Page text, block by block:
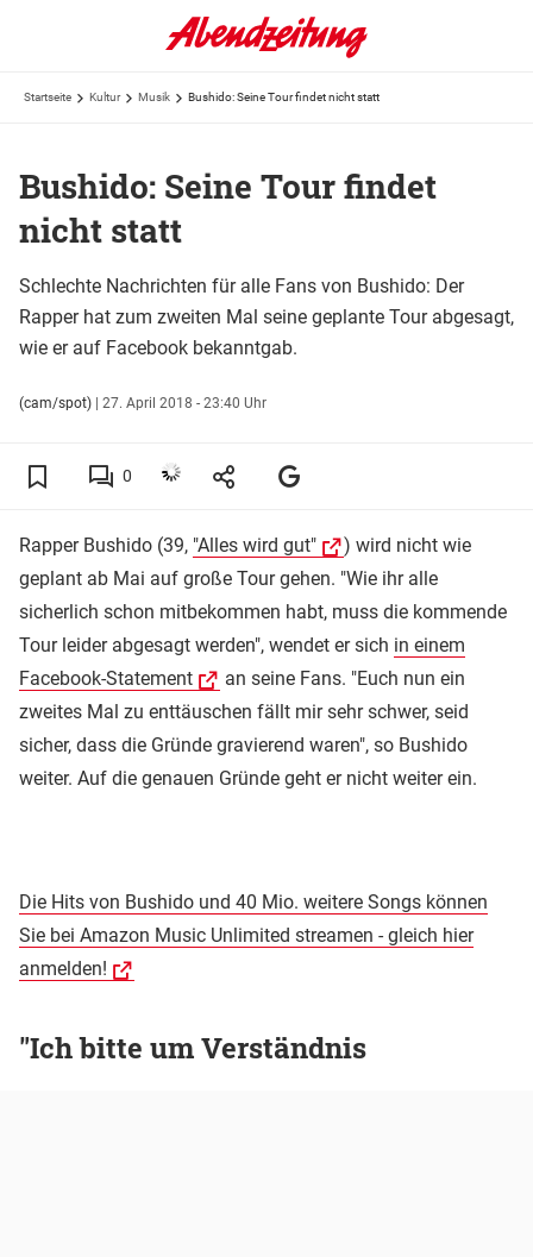
Startseite Kultur Musik Bushido: Seine Tour findet nicht statt
Bushido: Seine Tour findet
nicht statt
Schlechte Nachrichten für alle Fans von Bushido: Der
Rapper hat zum zweiten Mal seine geplante Tour abgesagt,
wie er auf Facebook bekanntgab.
(cam/spot) | 27. April 2018 - 23:40 Uhr
0
Rapper Bushido (39, "Alles wird gut"
) wird nicht wie
geplant ab Mai auf große Tour gehen. "Wie ihr alle
sicherlich schon mitbekommen habt, muss die kommende
Tour leider abgesagt werden", wendet er sich in einem
Facebook-Statement
an seine Fans. "Euch nun ein
zweites Mal zu enttäuschen fällt mir sehr schwer, seid
sicher, dass die Gründe gravierend waren", so Bushido
weiter. Auf die genauen Gründe geht er nicht weiter ein.
Die Hits von Bushido und 40 Mio. weitere Songs können
Sie bei Amazon Music Unlimited streamen - gleich hier
anmelden!
"Ich bitte um Verständnis